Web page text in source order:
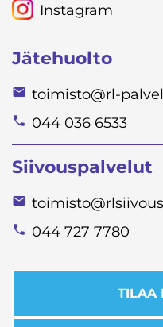
Instagram
Jätehuolto
toimisto@rl-
044 036 6533
Siivouspalvelut
044 727 7780
TILAA